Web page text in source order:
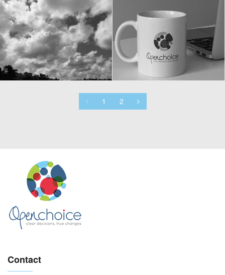
openchoice
Rien n'est parvenant, sauf le
changement. {Héraclite}
openchoice
1 2
Contact